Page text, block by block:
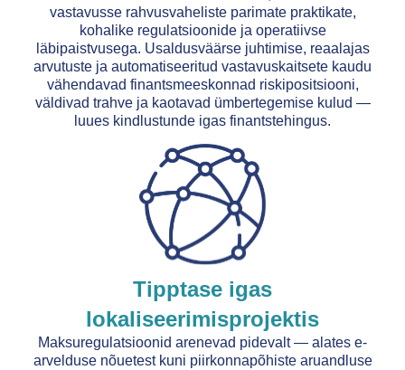
vastavusse rahvusvaheliste parimate praktikate,
kohalike regulatsioonide ja operatiivse
läbipaistvusega. Usaldusväärse juhtimise, reaalajas
arvutuste ja automatiseeritud vastavuskaitsete kaudu
vähendavad finantsmeeskonnad riskipositsiooni,
väldivad trahve ja kaotavad ümbertegemise kulud —
luues kindlustunde igas finantstehingus.
Tipptase igas
lokaliseerimisprojektis
Maksuregulatsioonid arenevad pidevalt — alates e-
arvelduse nõuetest kuni piirkonnapõhiste aruandluse